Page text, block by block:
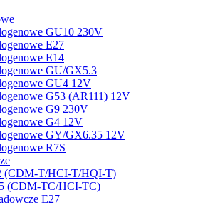
GU10 230V
E27
E14
GU/GX5.3
GU4 12V
G53 (AR111) 12V
G9 230V
G4 12V
GY/GX6.35 12V
R7S
(CDM-T/HCI-T/HQI-T)
(CDM-TC/HCI-TC)
E27